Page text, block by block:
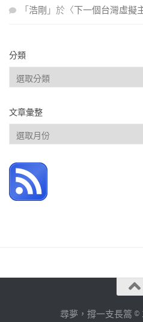
「 浩剛 」於〈 下一個台灣虛擬
分類
分
類
文章彙整
文
章
整
尋夢，撐一支長篙 ©